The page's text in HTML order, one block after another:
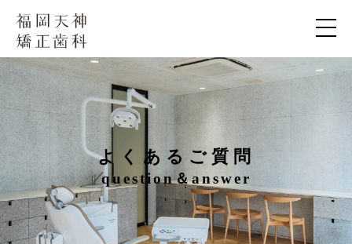
よくあるご質問
question＆answer